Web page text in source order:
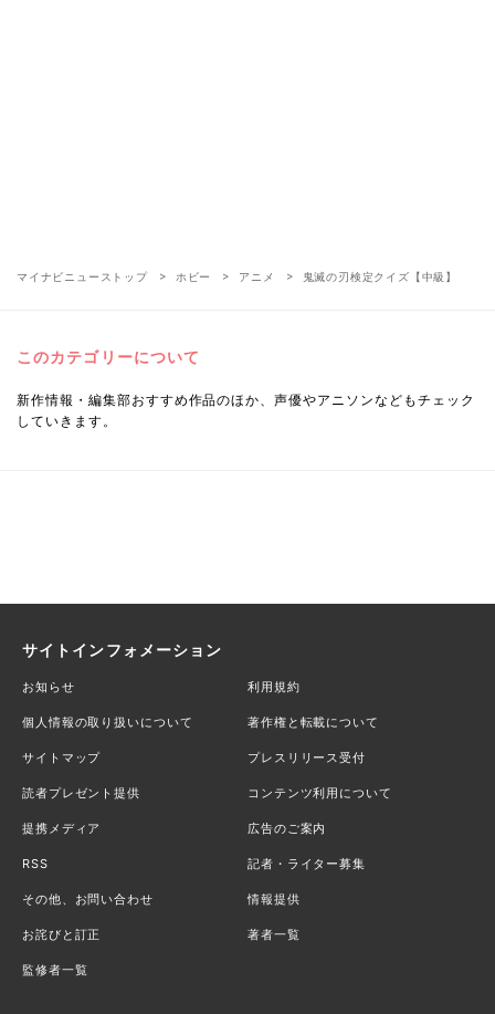
マイナビニューストップ ホビー アニメ 鬼滅の刃検定クイズ【中級】
このカテゴリーについて
新作情報・編集部おすすめ作品のほか、声優やアニソンなどもチェック
していきます。
サイトインフォメーション
お知らせ 利用規約
個人情報の取り扱いについて 著作権と転載について
サイトマップ プレスリリース受付
読者プレゼント提供 コンテンツ利用について
提携メディア 広告のご案内
RSS 記者・ライター募集
その他、お問い合わせ 情報提供
お詫びと訂正 著者一覧
監修者一覧